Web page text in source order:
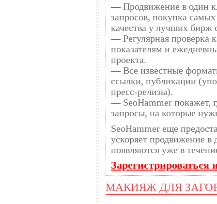
— Продвижение в один
запросов, покупка
качества у лучших бирж
— Регулярная проверка
показателям и
проекта.
— Все известные
ссылки, публикации
пресс-релизы).
— SeoHammer покажет,
запросы, на которые
SeoHammer еще
ускоряет продвижение в десятки раз,
появляются уже в
МАКИЯЖ ДЛЯ